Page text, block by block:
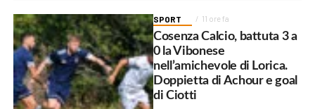
SPORT 11 ore fa
Cosenza Calcio, battuta 3 a
0 la Vibonese
nell’amichevole di Lorica.
Doppietta di Achour e goal
di Ciotti